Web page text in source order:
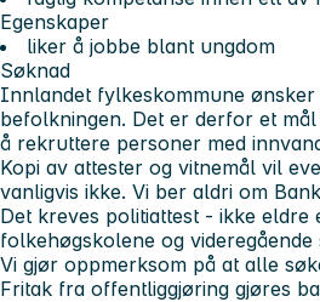
Egenskaper
liker å jobbe blant ungdom
Søknad
Innlandet fylkeskommune
befolkningen. Det er derfor et
å rekruttere personer med
Kopi av attester og vitnemål vil
vanligvis ikke. Vi ber aldri om
Det kreves politiattest - ikke
folkehøgskolene og videregående
Vi gjør oppmerksom på at alle
Fritak fra offentliggjøring gjøres